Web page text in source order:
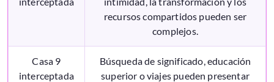
recursos compartidos pueden ser
complejos.
Casa 9
interceptada
Búsqueda de significado, educación
superior o viajes pueden presentar